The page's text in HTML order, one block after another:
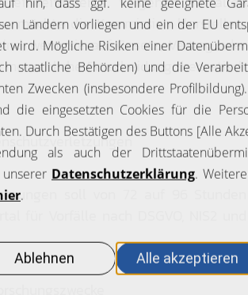
möchte die Kommission klarstellen,
wenn sie auf Gesetz, Vertrag oder
Entscheidung theoretisch
soll von 72 auf 96 Stunden
für Vorfälle nach DSGVO, NIS2 und